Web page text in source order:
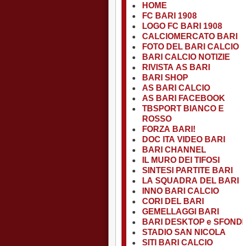
HOME
FC BARI 1908
LOGO FC BARI 1908
CALCIOMERCATO BARI
FOTO DEL BARI CALCIO
BARI CALCIO NOTIZIE
RIVISTA AS BARI
BARI SHOP
AS BARI CALCIO
AS BARI FACEBOOK
TBSPORT BIANCO E
ROSSO
FORZA BARI!
DOC ITA VIDEO BARI
BARI CHANNEL
IL MURO DEI TIFOSI
SINTESI PARTITE BARI
LA SQUADRA DEL BARI
INNO BARI CALCIO
CORI DEL BARI
GEMELLAGGI BARI
BARI DESKTOP e SFONDI
STADIO SAN NICOLA
SITI BARI CALCIO